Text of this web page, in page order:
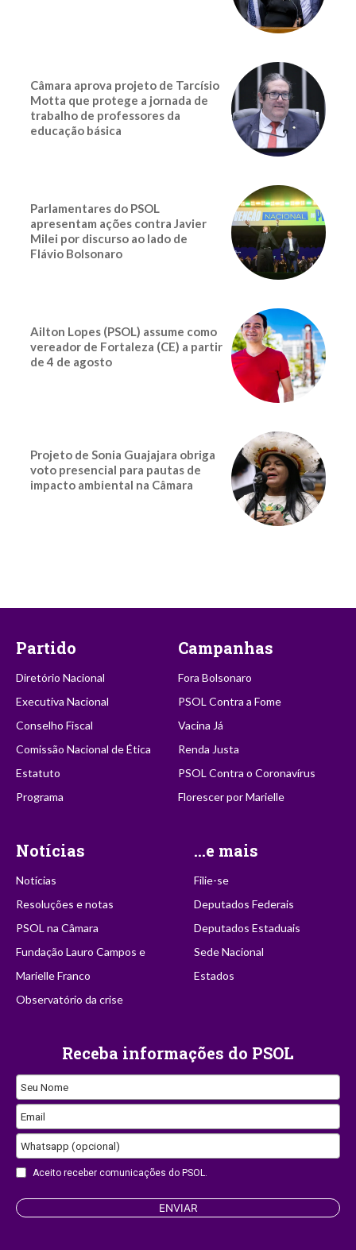
Câmara aprova projeto de Tarcísio
Motta que protege a jornada de
trabalho de professores da
educação básica
Parlamentares do PSOL
apresentam ações contra Javier
Milei por discurso ao lado de
Flávio Bolsonaro
Ailton Lopes (PSOL) assume como
vereador de Fortaleza (CE) a partir
de 4 de agosto
Projeto de Sonia Guajajara obriga
voto presencial para pautas de
impacto ambiental na Câmara
Partido
Diretório Nacional
Executiva Nacional
Conselho Fiscal
Comissão Nacional de Ética
Estatuto
Programa
Campanhas
Fora Bolsonaro
PSOL Contra a Fome
Vacina Já
Renda Justa
PSOL Contra o Coronavírus
Florescer por Marielle
Notícias
Notícias
Resoluções e notas
PSOL na Câmara
Fundação Lauro Campos e
Marielle Franco
Observatório da crise
...e mais
Filie-se
Deputados Federais
Deputados Estaduais
Sede Nacional
Estados
Receba informações do PSOL
Seu Nome
Email
Whatsapp (opcional)
Aceito receber comunicações do PSOL.
Phone
Number
ENVIAR